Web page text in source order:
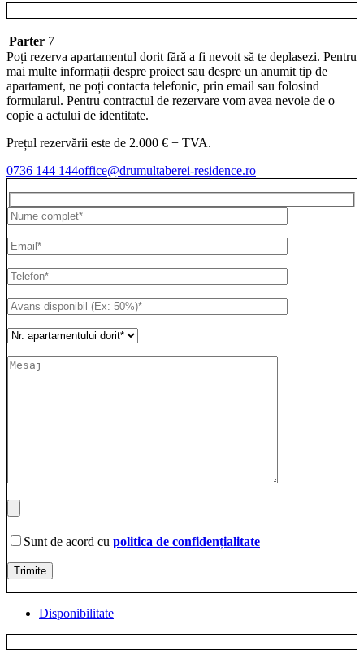
Parter 7
Poți rezerva apartamentul dorit fără a fi nevoit să te deplasezi. Pentru
mai multe informații despre proiect sau despre un anumit tip de
apartament, ne poți contacta telefonic, prin email sau folosind
formularul. Pentru contractul de rezervare vom avea nevoie de o
copie a actului de identitate.
Prețul rezervării este de 2.000 € + TVA.
0736 144 144office@drumultaberei-residence.ro
Sunt de acord cu politica de confidențialitate
Disponibilitate